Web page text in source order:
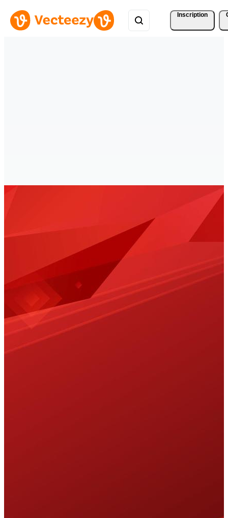
Inscription